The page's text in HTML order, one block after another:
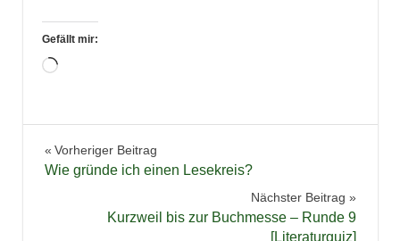
Gefällt mir:
Wird
Beitragsnavigation
Vorheriger Beitrag
Wie gründe ich einen Lesekreis?
Nächster Beitrag
Kurzweil bis zur Buchmesse – Runde 9
[Literaturquiz]